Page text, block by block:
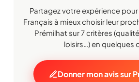
Partagez votre expérience
Français à mieux choisir leur
Prémilhat sur 7 critères
loisirs…) en quelques
Donner mon avis sur